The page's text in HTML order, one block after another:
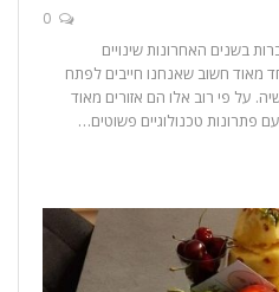
בשנים האחרונות שינויים
מאוד חשוב שאנחנו חייבים לפתח
על פי רוב אלו הם אזורים מאוד
פתרונות טכנולוגיים פשוטים…